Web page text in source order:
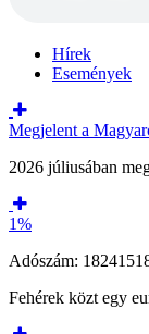
Hírek
Események
Megjelent a
2026 júliusában
1%
Adószám:
Fehérek közt egy